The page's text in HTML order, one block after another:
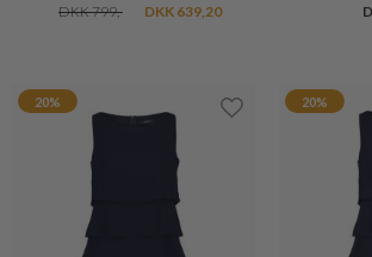
DKK 799,-
DKK 639,20
20% 20%